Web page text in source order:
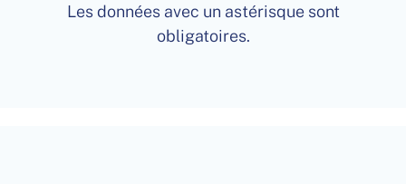
Les données avec un astérisque sont
obligatoires.